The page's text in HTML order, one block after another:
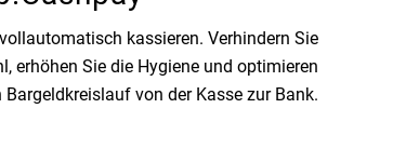
kassieren. Verhindern Sie
erhöhen Sie die Hygiene und optimieren
Bargeldkreislauf von der Kasse zur Bank.